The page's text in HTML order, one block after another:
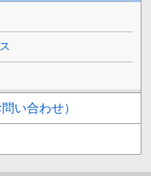
い合わせ）